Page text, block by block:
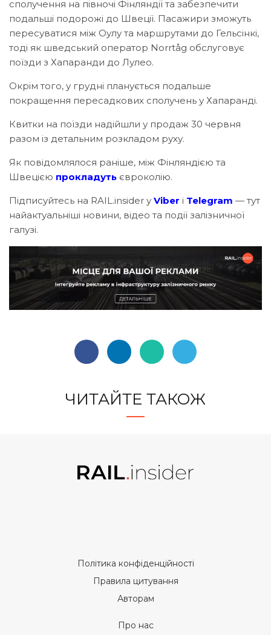
сполучення на півночі Фінляндії та забезпечити
подальші подорожі до Швеції. Пасажири зможуть
пересуватися між Оулу та маршрутами до Гельсінкі,
тоді як шведський оператор Norrtåg обслуговує
поїзди з Хапаранди до Лулео.
Окрім того, у грудні планується подальше
покращення пересадкових сполучень у Хапаранді.
Квитки на поїзди надійшли у продаж 30 червня
разом із детальним розкладом руху.
Як повідомлялося раніше, між Фінляндією та
Швецією прокладуть євроколію.
Підписуйтесь на RAIL.insider у Viber і Telegram — тут
найактуальніші новини, відео та події залізничної
галузі.
ЧИТАЙТЕ ТАКОЖ
Політика конфіденційності
Правила цитування
Авторам
Про нас